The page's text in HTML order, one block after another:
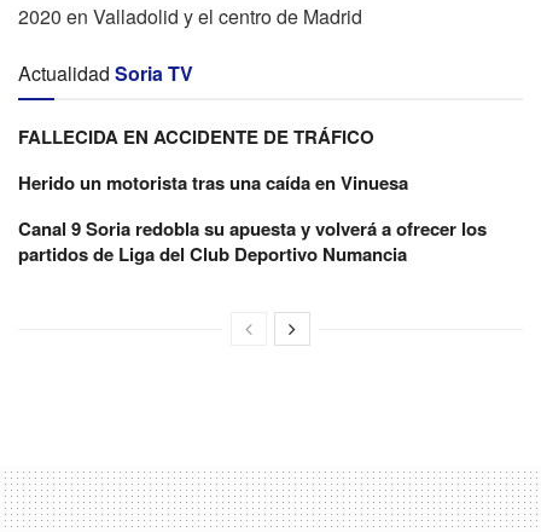
2020 en Valladolid y el centro de Madrid
Actualidad Soria TV
FALLECIDA EN ACCIDENTE DE TRÁFICO
Herido un motorista tras una caída en Vinuesa
Canal 9 Soria redobla su apuesta y volverá a ofrecer los
partidos de Liga del Club Deportivo Numancia